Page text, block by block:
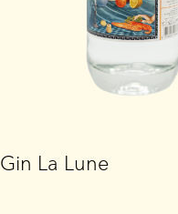
Gin La Lune